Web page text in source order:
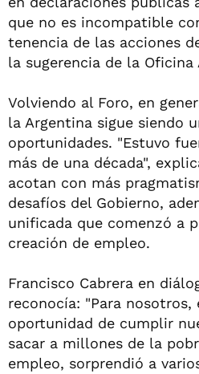
que no es incompatible
tenencia de las acciones
la sugerencia de la
Volviendo al Foro, en
la Argentina sigue siendo
oportunidades. "Estuvo
más de una década",
acotan con más
desafíos del Gobierno,
unificada que comenzó a
creación de empleo.
Francisco Cabrera en
reconocía: "Para
oportunidad de cumplir
sacar a millones de la
empleo, sorprendió a